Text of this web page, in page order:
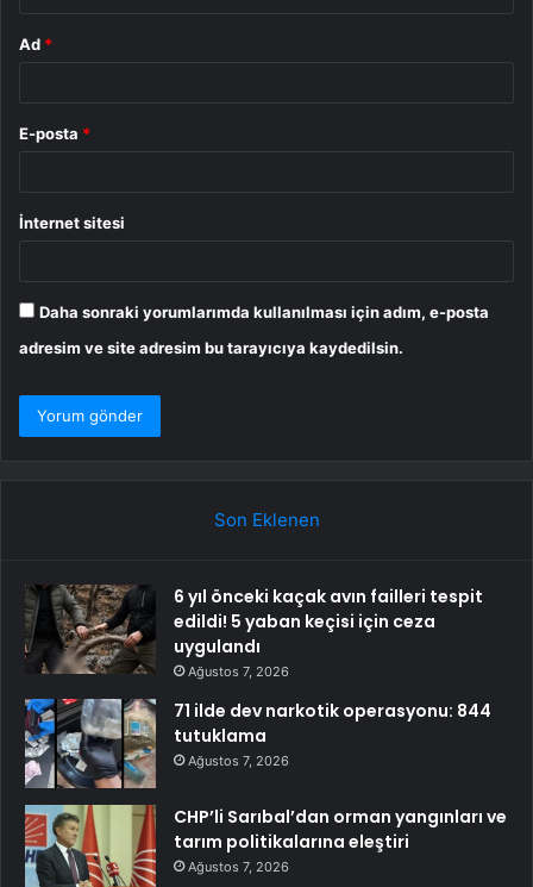
Ad *
E-posta *
İnternet sitesi
Daha sonraki yorumlarımda kullanılması için adım, e-posta
adresim ve site adresim bu tarayıcıya kaydedilsin.
Son Eklenen
6 yıl önceki kaçak avın failleri tespit
edildi! 5 yaban keçisi için ceza
uygulandı
Ağustos 7, 2026
71 ilde dev narkotik operasyonu: 844
tutuklama
Ağustos 7, 2026
CHP’li Sarıbal’dan orman yangınları ve
tarım politikalarına eleştiri
Ağustos 7, 2026